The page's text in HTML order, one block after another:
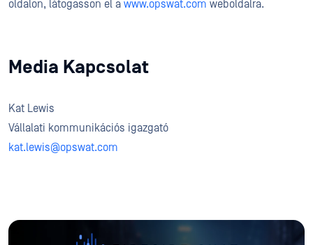
oldalon, látogasson el a www.opswat.com weboldalra.
Media Kapcsolat
Kat Lewis
Vállalati kommunikációs igazgató
kat.lewis@opswat.com